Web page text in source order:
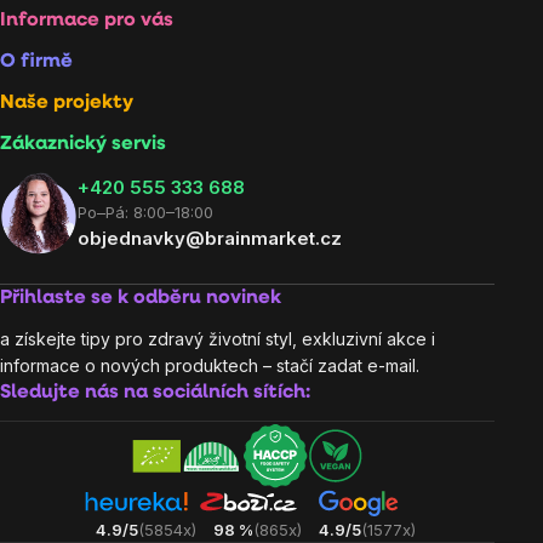
Informace pro vás
O firmě
Naše projekty
Zákaznický servis
‭+420 555 333 688
Po–Pá: 8:00–18:00
objednavky@brainmarket.cz
Přihlaste se k odběru novinek
a získejte tipy pro zdravý životní styl, exkluzivní akce i
informace o nových produktech – stačí zadat e-mail.
Sledujte nás na sociálních sítích:
4.9/5(5854x) 98 %(865x) 4.9/5(1577x)